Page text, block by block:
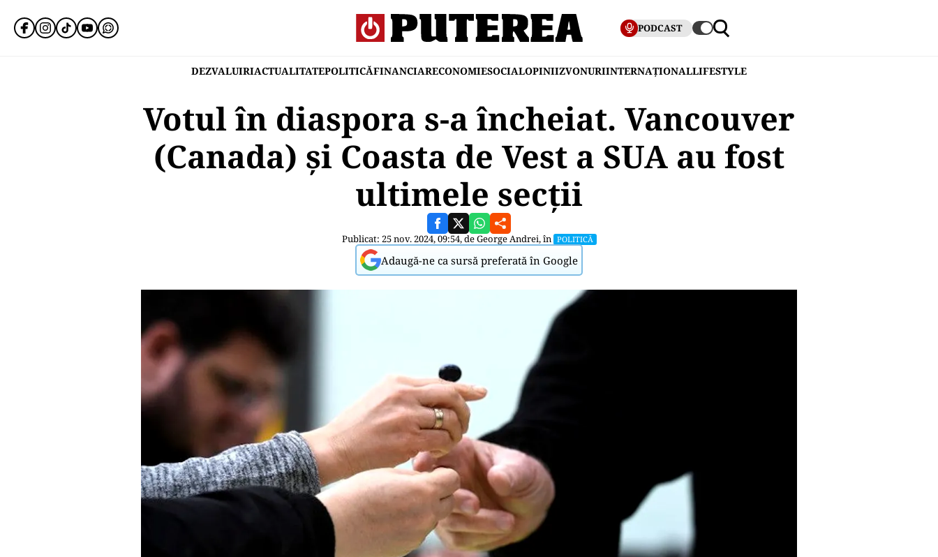
PODCAST
DEZVALUIRIACTUALITATEPOLITICĂFINANCIARECONOMIESOCIALOPINIIZVONURIINTERNAȚIONALLIFESTYLE
Votul în diaspora s-a încheiat. Vancouver
(Canada) și Coasta de Vest a SUA au fost
ultimele secții
Publicat: 25 nov. 2024, 09:54, deGeorge Andrei, în POLITICĂ
Adaugă-ne ca sursă preferată în Google